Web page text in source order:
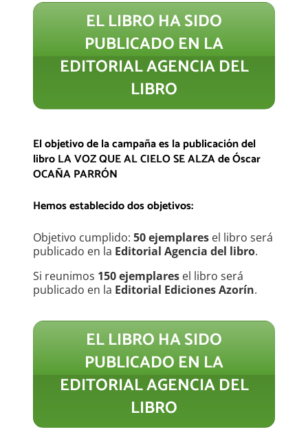
EL LIBRO HA SIDO
PUBLICADO EN LA
EDITORIAL AGENCIA DEL
LIBRO
El objetivo de la campaña es la publicación del
libro LA VOZ QUE AL CIELO SE ALZAde Óscar
OCAÑA PARRÓN
Hemos establecido dos objetivos:
Objetivo cumplido: 50 ejemplares el libro será
publicado en la Editorial Agencia del libro.
Si reunimos 150 ejemplares el libro será
publicado en la Editorial Ediciones Azorín.
EL LIBRO HA SIDO
PUBLICADO EN LA
EDITORIAL AGENCIA DEL
LIBRO